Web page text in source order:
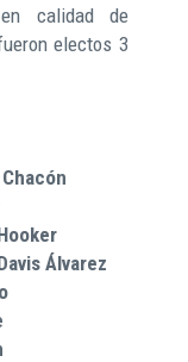
calidad de
electos 3
Álvarez